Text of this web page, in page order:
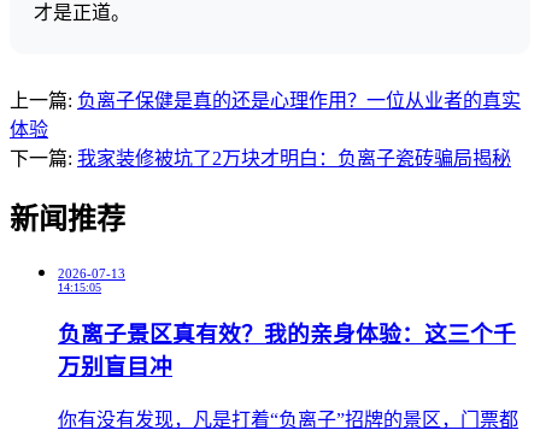
才是正道。
上一篇: 负离子保健是真的还是心理作用？一位从业者的真实
体验
下一篇: 我家装修被坑了2万块才明白：负离子瓷砖骗局揭秘
新闻推荐
2026-07-13
14:15:05
负离子景区真有效？我的亲身体验：这三个千
万别盲目冲
​你有没有发现，凡是打着“负离子”招牌的景区，门票都